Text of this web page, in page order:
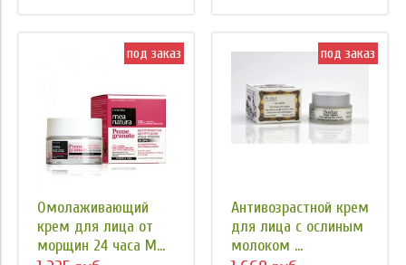
под заказ
Омолаживающий
крем для лица от
морщин 24 часа M...
под заказ
Антивозрастной крем
для лица с ослиным
молоком ...